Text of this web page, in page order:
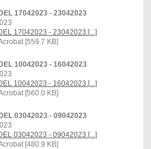
17042023 - 23042023
17042023 - 23042023.[...]
[559.7 KB]
10042023 - 16042023
10042023 - 16042023.[...]
[560.0 KB]
03042023 - 09042023
03042023 - 09042023.[...]
[480.9 KB]